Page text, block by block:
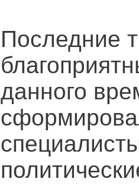
Последние
данного